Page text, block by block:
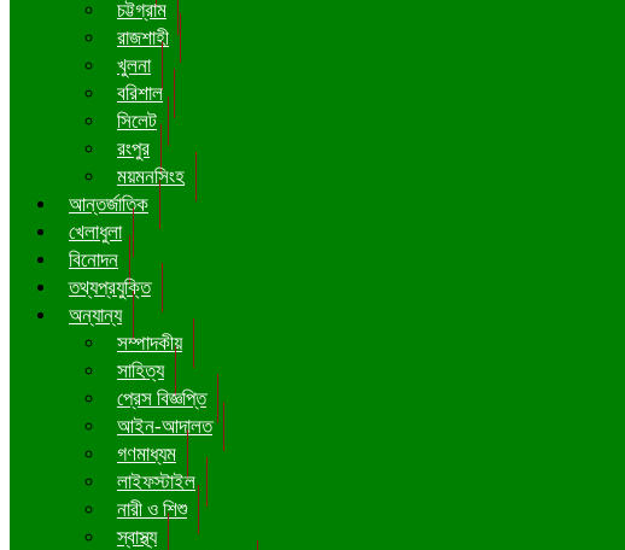
চট্টগ্রাম
রাজশাহী
খুলনা
বরিশাল
সিলেট
রংপুর
ময়মনসিংহ
আন্তর্জাতিক
খেলাধুলা
বিনোদন
তথ্যপ্রযুক্তি
অন্যান্য
সম্পাদকীয়
সাহিত্য
প্রেস বিজ্ঞপ্তি
আইন-আদালত
গণমাধ্যম
লাইফস্টাইল
নারী ও শিশু
স্বাস্থ্য